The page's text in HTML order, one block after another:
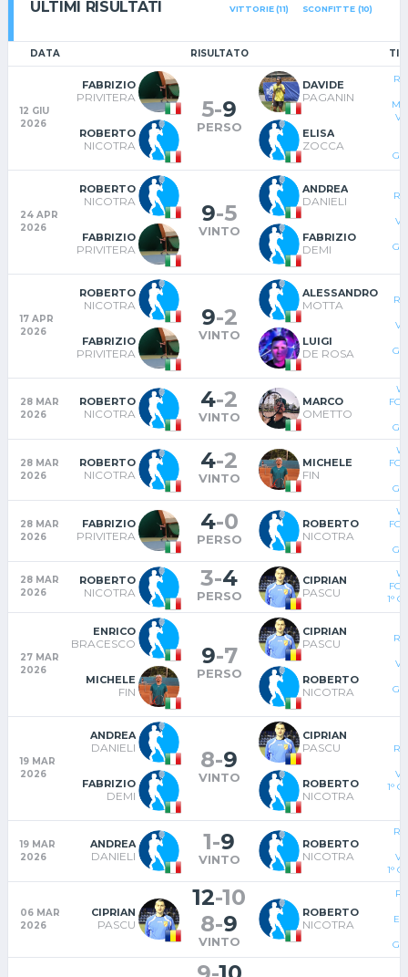
ULTIMI RISULTATI VITTORIE (11) SCONFITTE (10)
DATA RISULTATO
12 GIU
2026
FABRIZIO
PRIVITERA
ROBERTO
NICOTRA
5-9
PERSO
DAVIDE
PAGANIN
ELISA
ZOCCA
24 APR
2026
ROBERTO
NICOTRA
FABRIZIO
PRIVITERA
9-5
VINTO
ANDREA
DANIELI
FABRIZIO
DEMI
17 APR
2026
ROBERTO
NICOTRA
FABRIZIO
PRIVITERA
9-2
VINTO
ALESSANDRO
MOTTA
LUIGI
DE ROSA
28 MAR
2026
ROBERTO
NICOTRA
4-2
VINTO
MARCO
OMETTO
28 MAR
2026
ROBERTO
NICOTRA
4-2
VINTO
MICHELE
FIN
28 MAR
2026
FABRIZIO
PRIVITERA
4-0
PERSO
ROBERTO
NICOTRA
28 MAR
2026
ROBERTO
NICOTRA
3-4
PERSO
CIPRIAN
PASCU
1°
27 MAR
2026
ENRICO
BRACESCO
MICHELE
FIN
9-7
PERSO
CIPRIAN
PASCU
ROBERTO
NICOTRA
19 MAR
2026
ANDREA
DANIELI
FABRIZIO
DEMI
8-9
VINTO
CIPRIAN
PASCU
ROBERTO
NICOTRA
1°
19 MAR
2026
ANDREA
DANIELI
1-9
VINTO
ROBERTO
NICOTRA
1°
06 MAR
2026
CIPRIAN
PASCU
12-10
8-9
VINTO
ROBERTO
NICOTRA